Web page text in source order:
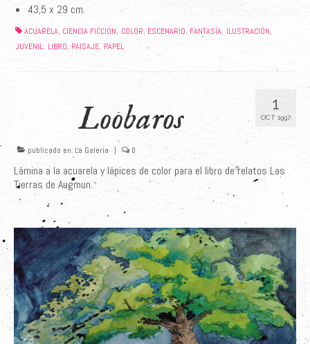
43,5 x 29 cm.
ACUARELA, CIENCIA FICCIÓN, COLOR, ESCENARIO, FANTASÍA, ILUSTRACIÓN,
JUVENIL, LIBRO, PAISAJE, PAPEL
1
OCT 1997
Loobaros
publicado en: La Galería | 0
Lámina a la acuarela y lápices de color para el libro de relatos Las
Tierras de Augmun.